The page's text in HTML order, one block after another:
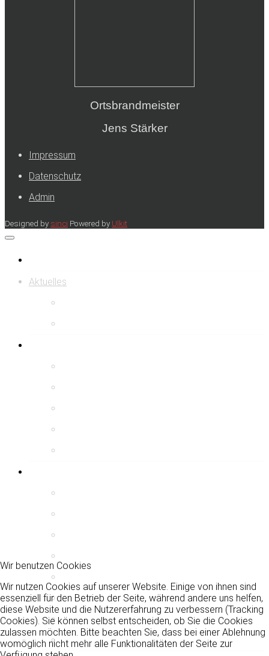
Ortsbrandmeister
Jens Stärker
Impressum
Datenschutz
Admin
Designed by sinci Powered by Ulkit
Aktuelles
Rauchmelder retten Leben
Dorfgemeinschaft Trauen
Feuerwehrrabatte
Wir benutzen Cookies
Wir nutzen Cookies auf unserer Website. Einige von ihnen sind
essenziell für den Betrieb der Seite, während andere uns helfen,
diese Website und die Nutzererfahrung zu verbessern (Tracking
Cookies). Sie können selbst entscheiden, ob Sie die Cookies
zulassen möchten. Bitte beachten Sie, dass bei einer Ablehnung
womöglich nicht mehr alle Funktionalitäten der Seite zur